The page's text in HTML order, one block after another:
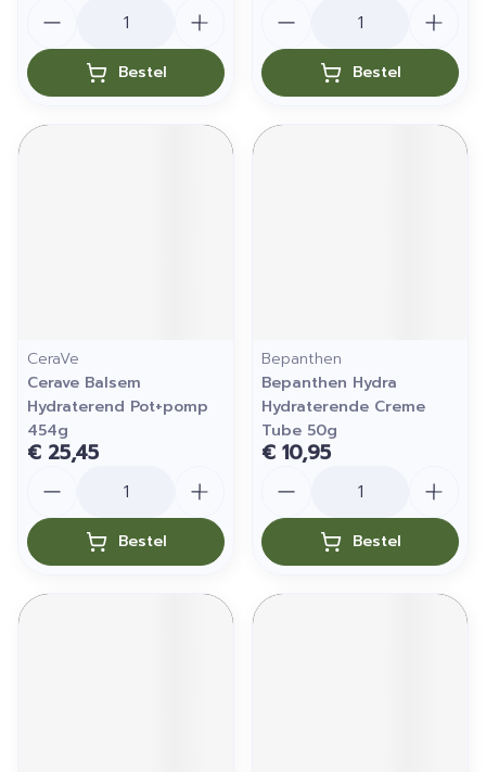
Bestel Bestel
CeraVe
Cerave Balsem
Hydraterend Pot+pomp
454g
€ 25,45
Bestel
Bepanthen
Bepanthen Hydra
Hydraterende Creme
Tube 50g
€ 10,95
Bestel